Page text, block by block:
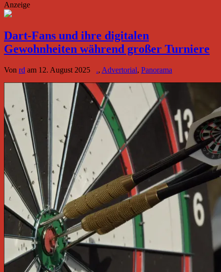
Anzeige
Dart-Fans und ihre digitalen
Gewohnheiten während großer Turniere
Von rd am 12. August 2025 ., Advertorial, Panorama